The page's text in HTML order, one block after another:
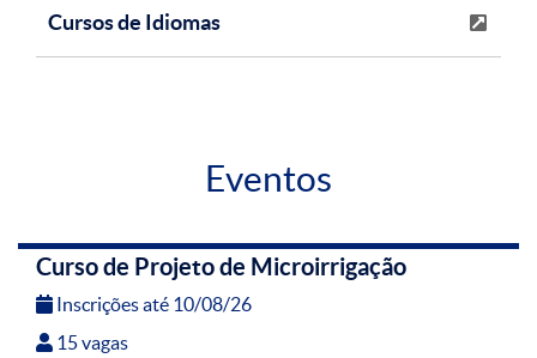
Cursos de Idiomas
Eventos
Curso de Projeto de Microirrigação
Inscrições até 10/08/26
15 vagas